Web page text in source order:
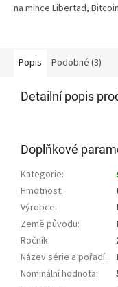
na mince Libertad, Bitcoin
Popis Podobné (3)
Detailní popis
Doplňkové
Kategorie:
Hmotnost:
Výrobce:
Země původu:
Ročník:
Název série a pořadí::
Nominální hodnota: